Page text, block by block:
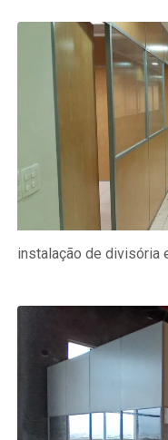
instalação de divisória